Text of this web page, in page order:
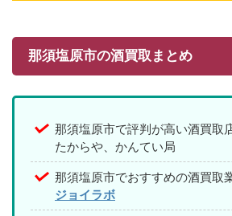
那須塩原市の酒買取まとめ
那須塩原市で評判が高い酒買取
たからや、かんてい局
那須塩原市でおすすめの酒買取
ジョイラボ